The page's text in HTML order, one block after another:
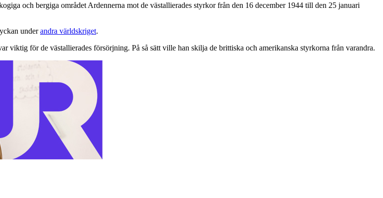
och bergiga området Ardennerna mot de västallierades styrkor från den 16 december 1944 till den 25 januari
underandra världskriget.
viktig för de västallierades försörjning. På så sätt ville han skilja de brittiska och amerikanska styrkorna från varandra.